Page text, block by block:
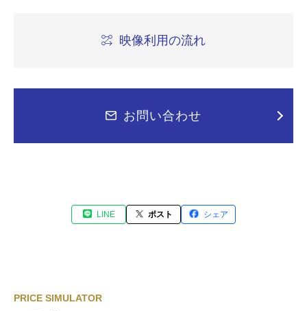
映像利用の流れ
お問い合わせ
LINE ポスト シェア
PRICE SIMULATOR